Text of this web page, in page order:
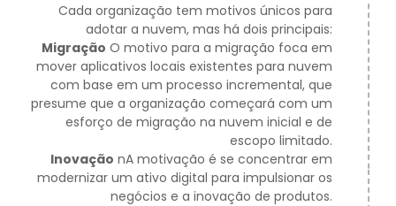
Cada organização tem motivos únicos para
adotar a nuvem, mas há dois principais:
Migração O motivo para a migração foca em
mover aplicativos locais existentes para nuvem
com base em um processo incremental, que
presume que a organização começará com um
esforço de migração na nuvem inicial e de
escopo limitado.
Inovação nA motivação é se concentrar em
modernizar um ativo digital para impulsionar os
negócios e a inovação de produtos.